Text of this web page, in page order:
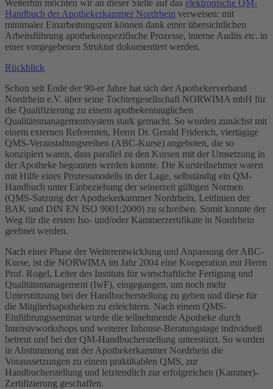
Weiterhin möchten wir an dieser Stelle auf das elektronische QM-
Handbuch der Apothekerkammer Nordrhein verweisen: mit
minimaler Einarbeitungszeit können dank einer übersichtlichen
Arbeitsführung apothekenspezifische Prozesse, interne Audits etc. in
einer vorgegebenen Struktur dokumentiert werden.
Rückblick
Schon seit Ende der 90-er Jahre hat sich der Apothekerverband
Nordrhein e.V. über seine Tochtergesellschaft NORWIMA mbH für
die Qualifizierung zu einem apothekentauglichen
Qualitätsmanagementsystem stark gemacht. So wurden zunächst mit
einem externen Referenten, Herrn Dr. Gerald Friderich, viertägige
QMS-Veranstaltungsreihen (ABC-Kurse) angeboten, die so
konzipiert waren, dass parallel zu den Kursen mit der Umsetzung in
der Apotheke begonnen werden konnte. Die Kursteilnehmer waren
mit Hilfe eines Prozessmodells in der Lage, selbständig ein QM-
Handbuch unter Einbeziehung der seinerzeit gültigen Normen
(QMS-Satzung der Apothekerkammer Nordrhein, Leitlinien der
BAK und DIN EN ISO 9001:2000) zu schreiben. Somit konnte der
Weg für die ersten Iso- und/oder Kammerzertifikate in Nordrhein
geebnet werden.
Nach einer Phase der Weiterentwicklung und Anpassung der ABC-
Kurse, ist die NORWIMA im Jahr 2004 eine Kooperation mit Herrn
Prof. Rogel, Leiter des Instituts für wirtschaftliche Fertigung und
Qualitätsmanagement (IwF), eingegangen, um noch mehr
Unterstützung bei der Handbucherstellung zu geben und diese für
die Mitgliedsapotheken zu erleichtern. Nach einem QMS-
Einführungsseminar wurde die teilnehmende Apotheke durch
Intensivworkshops und weiterer Inhouse-Beratungstage individuell
betreut und bei der QM-Handbucherstellung unterstützt. So wurden
in Abstimmung mit der Apothekerkammer Nordrhein die
Voraussetzungen zu einem praktikablen QMS, zur
Handbucherstellung und letztendlich zur erfolgreichen (Kammer)-
Zertifizierung geschaffen.